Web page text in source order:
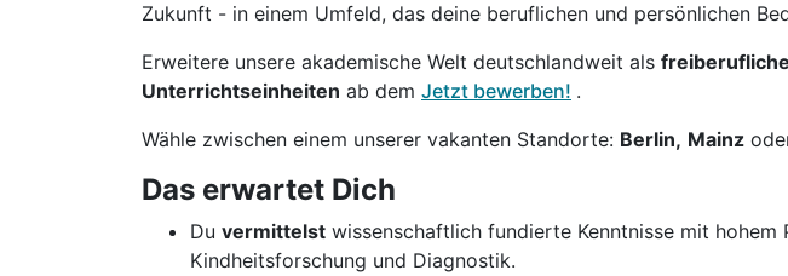
Zukunft - in einem Umfeld, das deine beruflichen und persönlichen
Erweitere unsere akademische Welt deutschlandweit als
Unterrichtseinheiten ab dem Jetzt bewerben! .
Wähle zwischen einem unserer vakanten Standorte: Berlin, Mainz
Das erwartet Dich
Du vermittelst wissenschaftlich fundierte Kenntnisse mit
Kindheitsforschung und Diagnostik.